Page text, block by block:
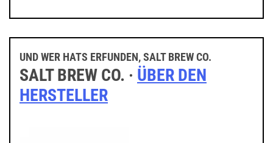
UND WER HATS ERFUNDEN, SALT BREW CO.
SALT BREW CO. · ÜBER DEN
HERSTELLER